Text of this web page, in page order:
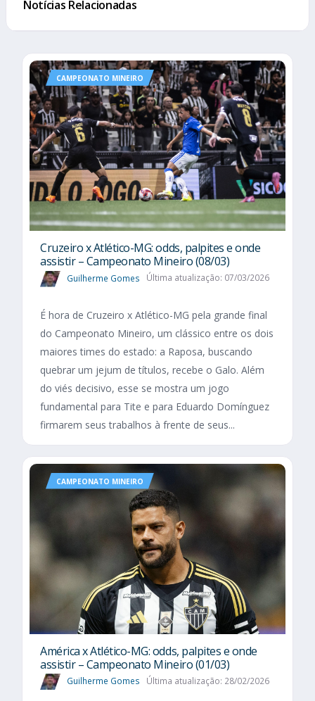
Notícias Relacionadas
CAMPEONATO MINEIRO
Cruzeiro x Atlético-MG: odds, palpites e onde
assistir – Campeonato Mineiro (08/03)
Guilherme Gomes Última atualização: 07/03/2026
É hora de Cruzeiro x Atlético-MG pela grande final
do Campeonato Mineiro, um clássico entre os dois
maiores times do estado: a Raposa, buscando
quebrar um jejum de títulos, recebe o Galo. Além
do viés decisivo, esse se mostra um jogo
fundamental para Tite e para Eduardo Domínguez
firmarem seus trabalhos à frente de seus...
CAMPEONATO MINEIRO
América x Atlético-MG: odds, palpites e onde
assistir – Campeonato Mineiro (01/03)
Guilherme Gomes Última atualização: 28/02/2026